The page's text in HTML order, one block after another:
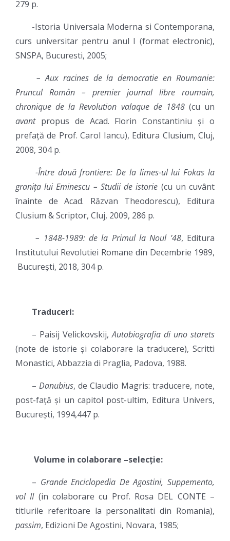
279 p.
-Istoria Universala Moderna si Contemporana,
curs universitar pentru anul I (format electronic),
SNSPA, Bucuresti, 2005;
– Aux racines de la democratie en Roumanie:
Pruncul Român – premier journal libre roumain,
chronique de la Revolution valaque de 1848(cu un
avantpropus de Acad. Florin Constantiniu și o
prefață de Prof. Carol Iancu), Editura Clusium, Cluj,
2008, 304 p.
-Între două frontiere: De la limes-ul lui Fokas la
granița lui Eminescu – Studii de istorie (cu un cuvânt
înainte de Acad. Răzvan Theodorescu), Editura
Clusium & Scriptor, Cluj, 2009, 286 p.
– 1848-1989: de la Primul la Noul ʼ48, Editura
Institutului Revolutiei Romane din Decembrie 1989,
București, 2018, 304 p.
Traduceri:
– Paisij Velickovskij,Autobiografia di uno starets
(note de istorie și colaborare la traducere), Scritti
Monastici, Abbazzia di Praglia, Padova, 1988.
– Danubius, de Claudio Magris: traducere, note,
post-față și un capitol post-ultim, Editura Univers,
București, 1994,447 p.
Volume in colaborare –selecție:
– Grande Enciclopedia De Agostini, Suppemento,
vol II(in colaborare cu Prof. Rosa DEL CONTE –
titlurile referitoare la personalitati din Romania),
passim, Edizioni De Agostini, Novara, 1985;